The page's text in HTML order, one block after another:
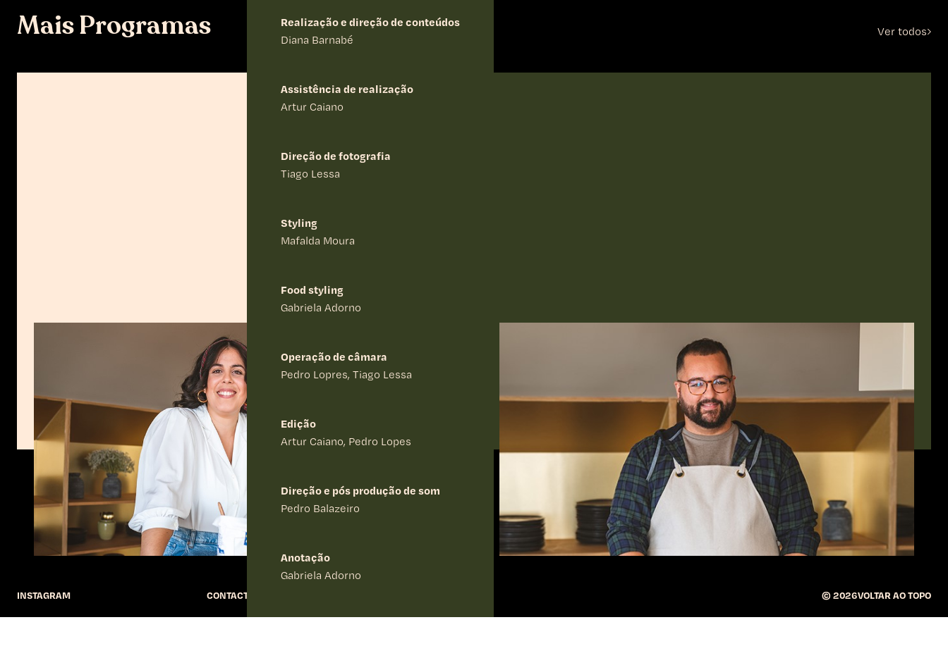
Realização e direção de conteúdos
Diana Barnabé
Assistência de realização
Artur Caiano
Direção de fotografia
Tiago Lessa
Styling
Mafalda Moura
Food styling
Gabriela Adorno
Operação de câmara
Pedro Lopres, Tiago Lessa
Edição
Artur Caiano, Pedro Lopes
Direção e pós produção de som
Pedro Balazeiro
Anotação
Gabriela Adorno
Mais Programas Ver todos
A duende Diana Barnabé foi destacada para vos presentear com o “Especial de
Natal”. Um episódio acolhedor, com reflexões propícias à época e receitas para
vos ajudar a lidar com as sobras da consoada.
1 episódio
Especial de Réveillon
O “Especial de Réveillon” é o episódio para vos ajudar a recuperar da noite mais
bem regada do ano. O Tiago Lessa traz-vos uma espécie de detox para o corpo e
INSTAGRAM CONTACTOS ©2026VOLTAR AO TOPO